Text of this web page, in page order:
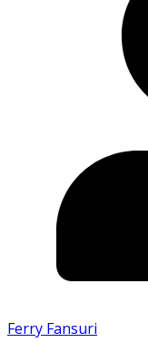
Ferry Fansuri